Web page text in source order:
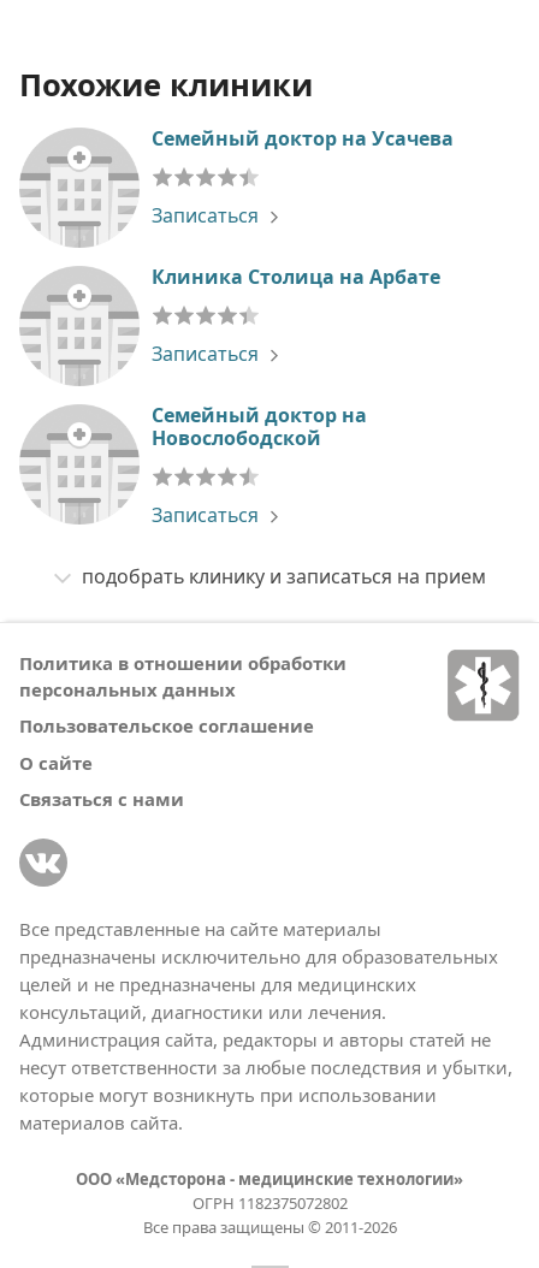
Похожие клиники
Семейный доктор на Усачева
Записаться
Клиника Столица на Арбате
Записаться
Семейный доктор на
Новослободской
Записаться
подобрать клинику и записаться на прием
Политика в отношении обработки
персональных данных
Пользовательское соглашение
О сайте
Связаться с нами
Все представленные на сайте материалы
предназначены исключительно для образовательных
целей и не предназначены для медицинских
консультаций, диагностики или лечения.
Администрация сайта, редакторы и авторы статей не
несут ответственности за любые последствия и убытки,
которые могут возникнуть при использовании
материалов сайта.
ООО «Медсторона - медицинские технологии»
ОГРН 1182375072802
Все права защищены © 2011-2026